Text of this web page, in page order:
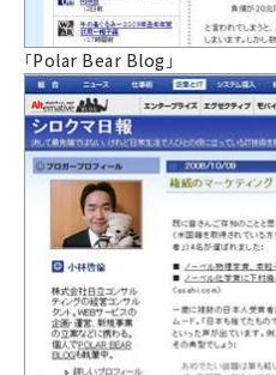
「Polar Bear Blog 」